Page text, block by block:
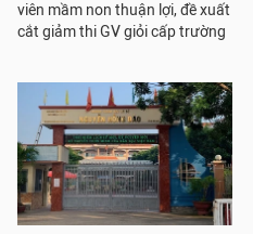
viên mầm non thuận lợi, đề xuất
cắt giảm thi GV giỏi cấp trường